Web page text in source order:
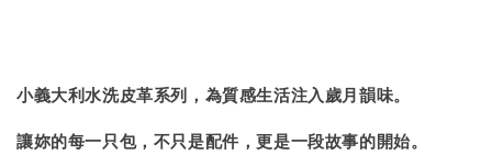
小義大利水洗皮革系列，為質感生活注入歲月韻味。
讓妳的每一只包，不只是配件，更是一段故事的開始。